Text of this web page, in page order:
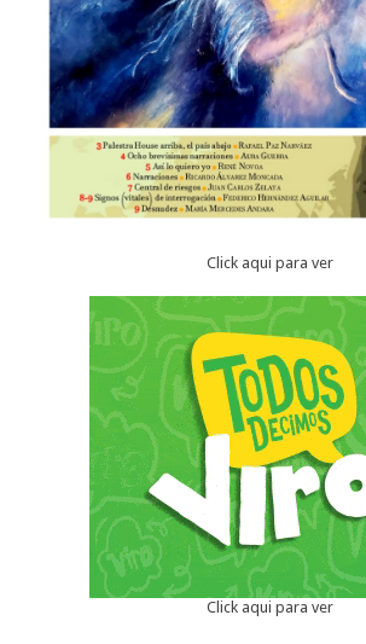
Click aqui para ver
Click aqui para ver